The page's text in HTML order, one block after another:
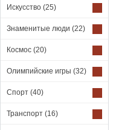
Искусство (25)
Знаменитые люди (22)
Космос (20)
Олимпийские игры (32)
Спорт (40)
Транспорт (16)